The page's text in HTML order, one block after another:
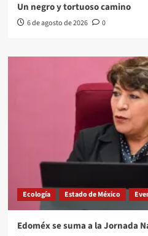
Un negro y tortuoso camino
6 de agosto de 2026 0
Ecología Estado de México
Edoméx se suma a la Jornada